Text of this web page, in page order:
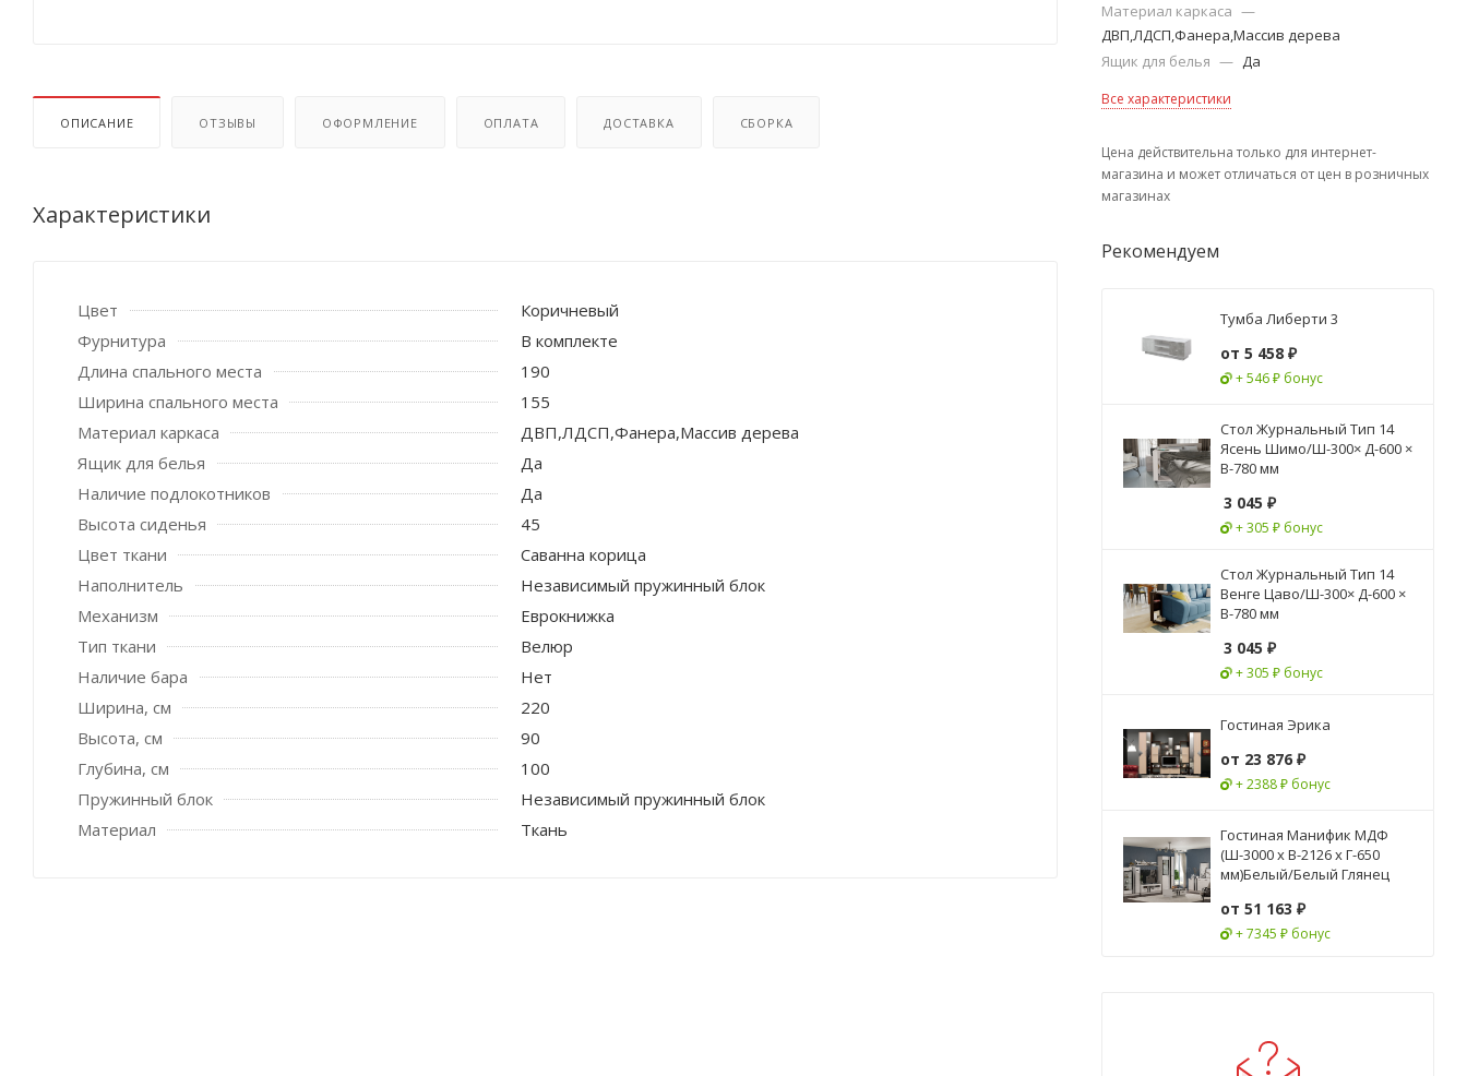
ОПИСАНИЕ ОТЗЫВЫ ОФОРМЛЕНИЕ ОПЛАТА ДОСТАВКА СБОРКА
Характеристики
Цвет
Коричневый
Фурнитура
В комплекте
Длина спального места
190
Ширина спального места
155
Материал каркаса
ДВП,ЛДСП,Фанера,Массив дерева
Ящик для белья
Да
Наличие подлокотников
Да
Высота сиденья
45
Цвет ткани
Саванна корица
Наполнитель
Независимый пружинный блок
Механизм
Еврокнижка
Тип ткани
Велюр
Наличие бара
Нет
Ширина, см
220
Высота, см
90
Глубина, см
100
Пружинный блок
Независимый пружинный блок
Материал
Ткань
Материал каркаса —
ДВП,ЛДСП,Фанера,Массив дерева
Ящик для белья — Да
Все характеристики
Цена действительна только для интернет-
магазина и может отличаться от цен в розничных
магазинах
Рекомендуем
Тумба Либерти 3
от 5 458 ₽
+ 546 ₽ бонус
Стол Журнальный Тип 14
Ясень Шимо/Ш-300× Д-600 ×
В-780 мм
3 045 ₽
+ 305 ₽ бонус
Стол Журнальный Тип 14
Венге Цаво/Ш-300× Д-600 ×
В-780 мм
3 045 ₽
+ 305 ₽ бонус
Гостиная Эрика
от 23 876 ₽
+ 2388 ₽ бонус
Гостиная Манифик МДФ
(Ш-3000 x В-2126 x Г-650
мм)Белый/Белый Глянец
от 51 163 ₽
+ 7345 ₽ бонус